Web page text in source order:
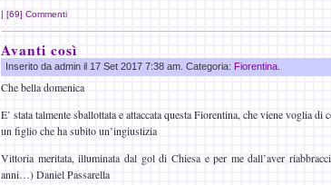
| [69] Commenti
Avanti così
Inserito da admin il 17 Set 2017 7:38 am. Categoria: Fiorentina
Che bella domenica
E’ stata talmente sballottata e attaccata questa Fiorentina, che viene voglia di
un figlio che ha subito un’ingiustizia
Vittoria meritata, illuminata dal gol di Chiesa e per me dall’aver
anni…) Daniel Passarella